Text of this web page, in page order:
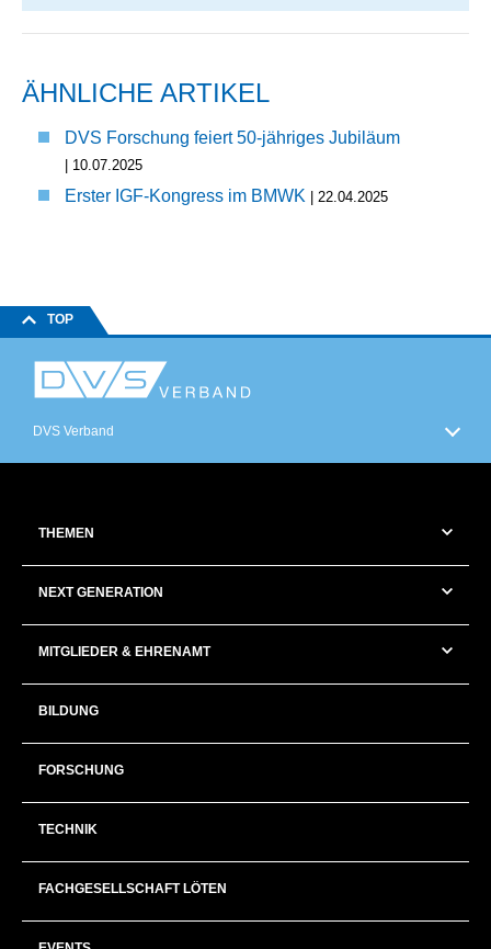
ÄHNLICHE ARTIKEL
DVS Forschung feiert 50-jähriges Jubiläum
| 10.07.2025
Erster IGF-Kongress im BMWK | 22.04.2025
TOP
DVS Verband
THEMEN
NEXT GENERATION
MITGLIEDER & EHRENAMT
BILDUNG
FORSCHUNG
TECHNIK
FACHGESELLSCHAFT LÖTEN